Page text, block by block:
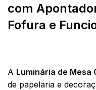
com
Fofura e
A Luminária de Mesa
de papelaria e